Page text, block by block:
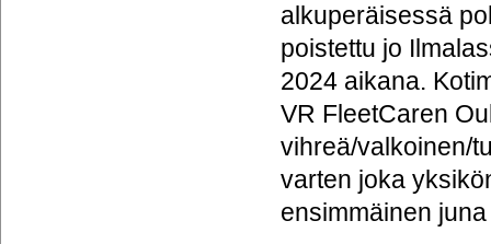
alkuperäisessä
poistettu jo
2024 aikana.
VR FleetCaren
vihreä/valkoinen/
varten joka
ensimmäinen